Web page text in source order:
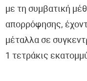
με τη συμβατική
απορρόφησης,
μέταλλα σε
1 τετράκις